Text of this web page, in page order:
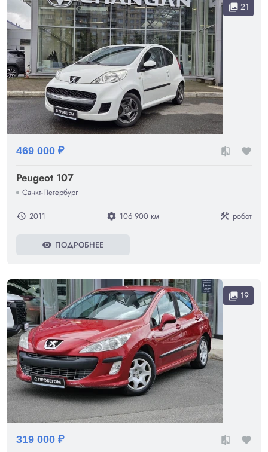
collections 21
469 000 ₽ compare favorite
Peugeot 107
Санкт-Петербург
history 2011 settings 106 900 км construction робот
visibility ПОДРОБНЕЕ
collections 19
319 000 ₽ compare favorite